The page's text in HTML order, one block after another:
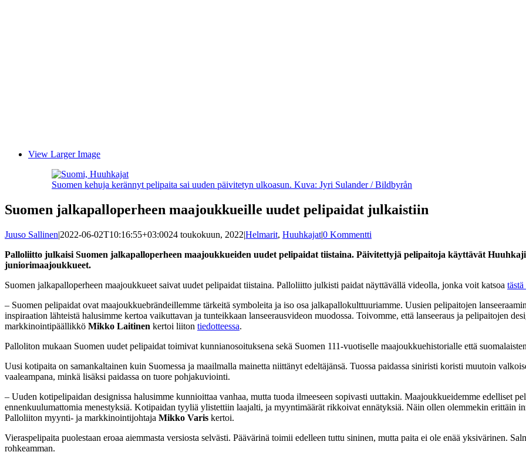
View Larger Image
Suomen kehuja kerännyt pelipaita sai uuden päivitetyn ulkoasun. Kuva: Jyri Sulander / Bildbyrån
Suomen jalkapalloperheen maajoukkueille uudet pelipaidat julkaistiin
Juuso Sallinen|2022-06-02T10:16:55+03:0024 toukokuun, 2022|Helmarit, Huuhkajat|0 Kommentti
Palloliitto julkaisi Suomen jalkapalloperheen maajoukkueiden uudet pelipaidat tiistaina. Päivitettyjä pelipaitoja käyttävät
juniorimaajoukkueet.
Suomen jalkapalloperheen maajoukkueet saivat uudet pelipaidat tiistaina. Palloliitto julkisti paidat näyttävällä videolla, jonka voit katsoa
– Suomen pelipaidat ovat maajoukkuebrändeillemme tärkeitä symboleita ja iso osa jalkapallokulttuuriamme. Uusien pelipaitojen
inspiraation lähteistä halusimme kertoa vaikuttavan ja tunteikkaan lanseerausvideon muodossa. Toivomme, että lanseeraus ja pelipaitojen
markkinointipäällikkö Mikko Laitinen kertoi liiton tiedotteessa.
Palloliton mukaan Suomen uudet pelipaidat toimivat kunnianosoituksena sekä Suomen 111-vuotiselle maajoukkuehistorialle että
Uusi kotipaita on samankaltainen kuin Suomessa ja maailmalla mainetta niittänyt edeltäjänsä. Tuossa paidassa siniristi koristi muutoin
vaaleampana, minkä lisäksi paidassa on tuore pohjakuviointi.
– Uuden kotipelipaidan designissa halusimme kunnioittaa vanhaa, mutta tuoda ilmeeseen sopivasti uuttakin. Maajoukkueidemme edelliset
ennenkuulumattomia menestyksiä. Kotipaidan tyyliä ylistettiin laajalti, ja myyntimäärät rikkoivat ennätyksiä. Näin ollen olemmekin erittäin
Palloliiton myynti- ja markkinointijohtaja Mikko Varis kertoi.
Vieraspelipaita puolestaan eroaa aiemmasta versiosta selvästi. Päävärinä toimii edelleen tuttu sininen, mutta paita ei ole enää yksivärinen.
rohkeamman.